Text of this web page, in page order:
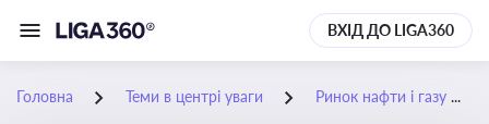
ВХІД ДО LIGA360
Головна Теми в центрі уваги Ринок нафти і газу